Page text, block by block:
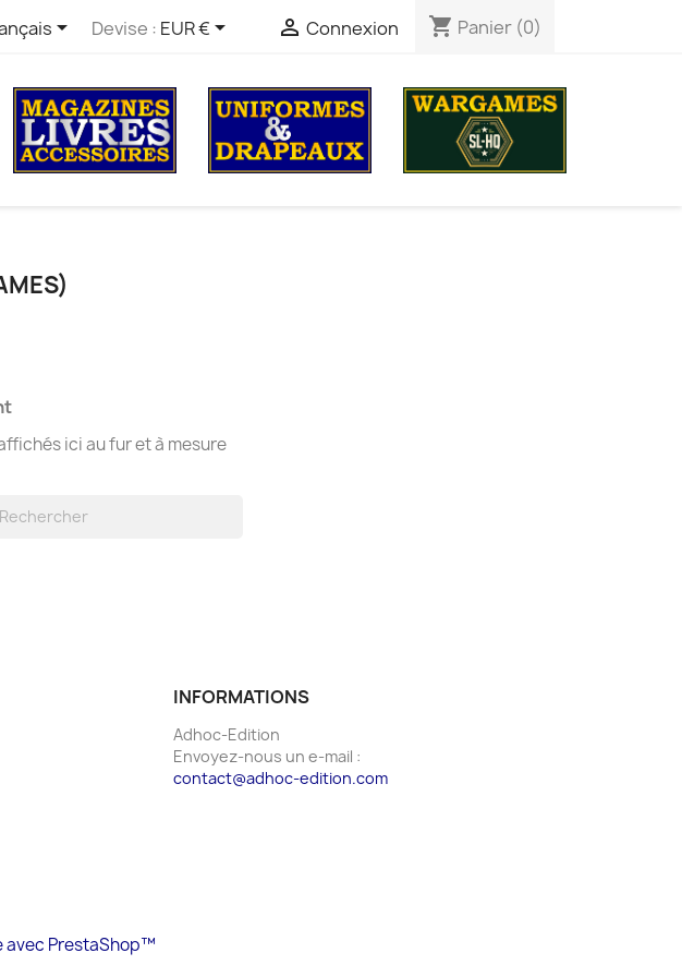
 Devise : EUR €  Connexion shopping_cart Panier (0)
ici au fur et à mesure
INFORMATIONS
Adhoc-Edition
Envoyez-nous un e-mail :
contact@adhoc-edition.com
avec PrestaShop™